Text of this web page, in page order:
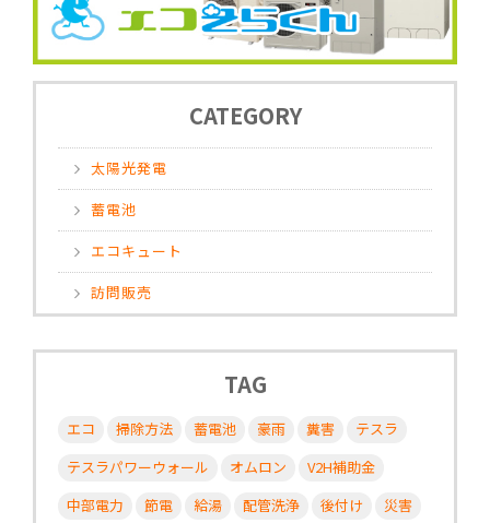
CATEGORY
太陽光発電
蓄電池
エコキュート
訪問販売
TAG
エコ 掃除方法 蓄電池 豪雨 糞害
テスラ
テスラパワーウォール
オムロン
V2H補助金
中部電力
節電 給湯 配管洗浄 後付け
災害